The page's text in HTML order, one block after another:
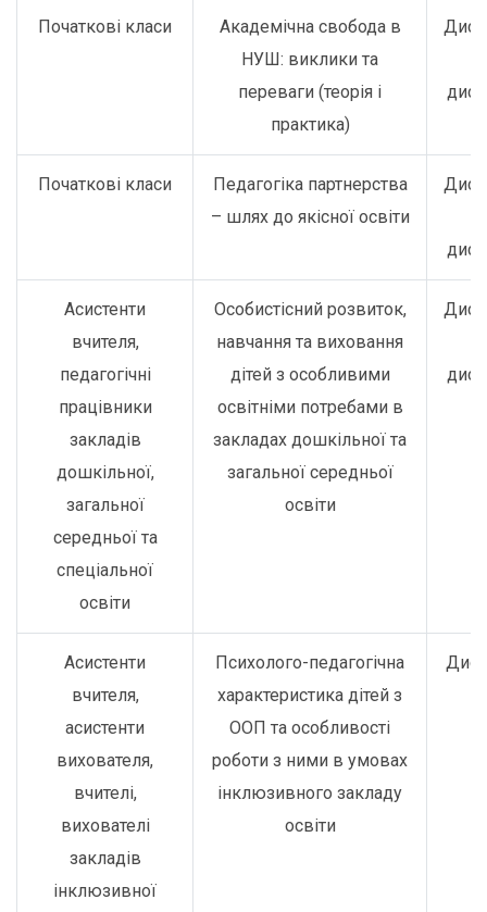
Початкові класи
Академічна свобода в
НУШ: виклики та
переваги (теорія і
практика)
Початкові класи
Педагогіка партнерства
– шлях до якісної освіти
Асистенти
вчителя,
педагогічні
працівники
закладів
дошкільної,
загальної
середньої та
спеціальної
освіти
Особистісний розвиток,
навчання та виховання
дітей з особливими
освітніми потребами в
закладах дошкільної та
загальної середньої
освіти
Асистенти
вчителя,
асистенти
вихователя,
вчителі,
вихователі
закладів
інклюзивної
Психолого-педагогічна
характеристика дітей з
ООП та особливості
роботи з ними в умовах
інклюзивного закладу
освіти